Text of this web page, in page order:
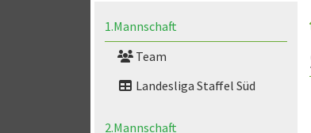
1.Mannschaft
Team
Landesliga Staffel Süd
2.Mannschaft